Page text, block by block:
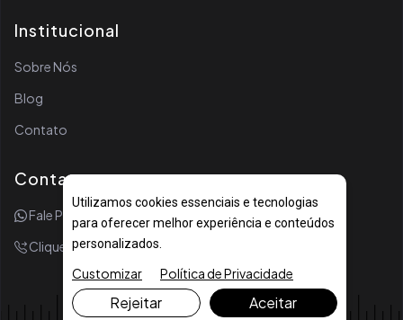
Institucional
Sobre Nós
Blog
Contato
Contato
Fale Por WhatsApp
Clique Para Ligar
Utilizamos cookies essenciais e tecnologias
para oferecer melhor experiência e conteúdos
personalizados.
Customizar Política de Privacidade
Rejeitar Aceitar